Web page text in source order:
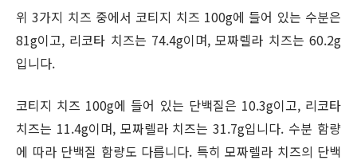
위 3가지 치즈 중에서 코티지 치즈 100g에 들어 있는 수분은
81g이고, 리코타 치즈는 74.4g이며, 모짜렐라 치즈는 60.2g
입니다.
코티지 치즈 100g에 들어 있는 단백질은 10.3g이고, 리코타
치즈는 11.4g이며, 모짜렐라 치즈는 31.7g입니다. 수분 함량
에 따라 단백질 함량도 다릅니다. 특히 모짜렐라 치즈의 단백